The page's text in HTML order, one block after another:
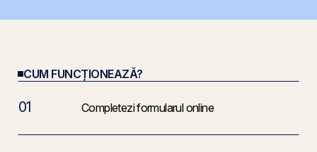
CUM FUNCȚIONEAZĂ?
01 Completezi formularul online